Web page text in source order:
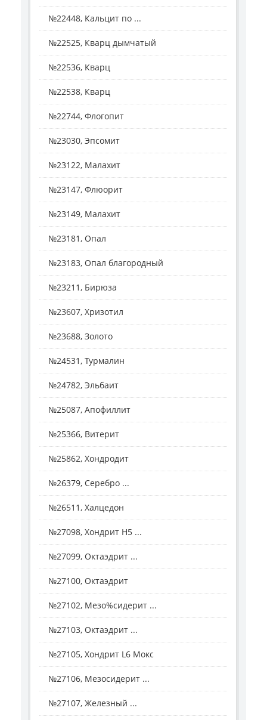
№22448, Кальцит по ...
№22525, Кварц дымчатый
№22536, Кварц
№22538, Кварц
№22744, Флогопит
№23030, Эпсомит
№23122, Малахит
№23147, Флюорит
№23149, Малахит
№23181, Опал
№23183, Опал благородный
№23211, Бирюза
№23607, Хризотил
№23688, Золото
№24531, Турмалин
№24782, Эльбаит
№25087, Апофиллит
№25366, Витерит
№25862, Хондродит
№26379, Серебро ...
№26511, Халцедон
№27098, Хондрит H5 ...
№27099, Октаэдрит ...
№27100, Октаэдрит
№27102, Мезо%сидерит ...
№27103, Октаэдрит ...
№27105, Хондрит L6 Мокс
№27106, Мезосидерит ...
№27107, Железный ...